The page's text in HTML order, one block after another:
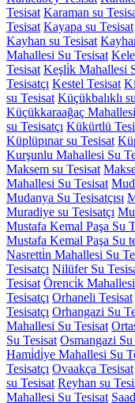
Tesisat Karaman su
Tesisat Kayapa su Tesisat
Kayhan su Tesisat
Mahallesi Su Tesisat
Tesisat Keşli̇k Mahallesi
Tesisatçı Kestel Tesisat
su Tesisat Küçükbalıklı
Küçükkaraağaç
su Tesisatçı Kükürtlü
Küplüpınar su Tesisat
Kurşunlu Mahallesi Su
Maksem su Tesisat
Mahallesi Su Tesisat
Mudanya Su Tesisatçısı
Muradiye su Tesisatçı
Mustafa Kemal Paşa Su
Mustafa Kemal Paşa Su
Nasretti̇n Mahallesi Su
Tesisatçı Nilüfer Su
Tesisat Örenci̇k
Tesisatçı Orhaneli Tesisat
Tesisatçı Orhangazi Su
Mahallesi Su Tesisat
Su Tesisat Osmangazi Su
Hami̇di̇ye Mahallesi Su
Tesisatçı Ovaakça Tesisat
su Tesisat Reyhan su
Mahallesi Su Tesisat